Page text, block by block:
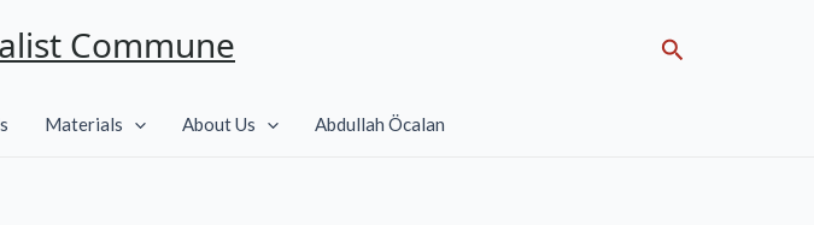
Commune Search
Materials About Us Abdullah Öcalan